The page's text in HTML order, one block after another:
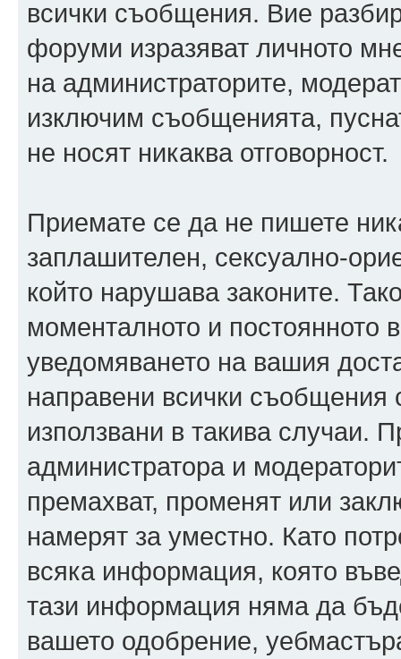
всички съобщения. Вие
форуми изразяват личното
на администраторите,
изключим съобщенията,
не носят никаква отговорност.
Приемате се да не пишете
заплашителен, сексуално-
който нарушава законите.
моменталното и постоянното
уведомяването на вашия
направени всички съобщения
използвани в такива случаи.
администратора и
премахват, променят или
намерят за уместно. Като
всяка информация, която
тази информация няма да
вашето одобрение,